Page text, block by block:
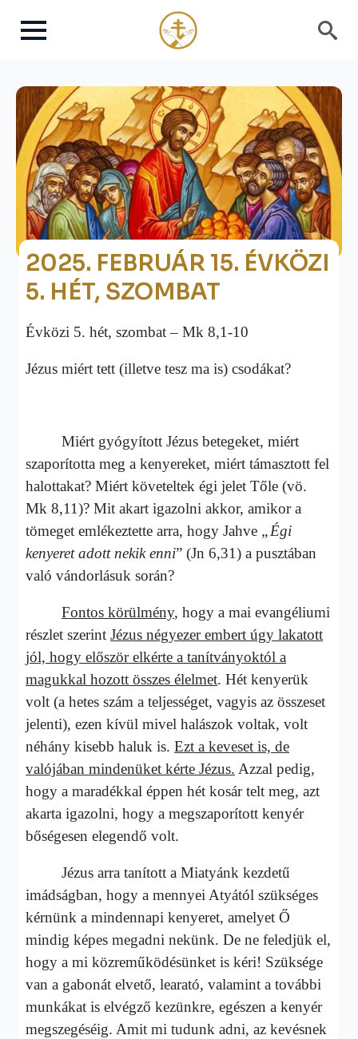
2025. FEBRUÁR 15. ÉVKÖZI
5. HÉT, SZOMBAT
Évközi 5. hét, szombat – Mk 8,1-10
Jézus miért tett (illetve tesz ma is) csodákat?
Miért gyógyított Jézus betegeket, miért
szaporította meg a kenyereket, miért támasztott fel
halottakat? Miért követeltek égi jelet Tőle (vö.
Mk 8,11)? Mit akart igazolni akkor, amikor a
tömeget emlékeztette arra, hogy Jahve „Égi
kenyeret adott nekik enni” (Jn 6,31) a pusztában
való vándorlásuk során?
Fontos körülmény, hogy a mai evangéliumi
részlet szerintJézus négyezer embert úgy lakatott
jól, hogy először elkérte a tanítványoktól a
magukkal hozott összes élelmet. Hét kenyerük
volt (a hetes szám a teljességet, vagyis az összeset
jelenti), ezen kívül mivel halászok voltak, volt
néhány kisebb haluk is.Ezt a keveset is, de
valójában mindenüket kérte Jézus. Azzal pedig,
hogy a maradékkal éppen hét kosár telt meg, azt
akarta igazolni, hogy a megszaporított kenyér
bőségesen elegendő volt.
Jézus arra tanított a Miatyánk kezdetű
imádságban, hogy a mennyei Atyától szükséges
kérnünk a mindennapi kenyeret, amelyet Ő
mindig képes megadni nekünk. De ne feledjük el,
hogy a mi közreműködésünket is kéri! Szüksége
van a gabonát elvető, learató, valamint a további
munkákat is elvégző kezünkre, egészen a kenyér
megszegéséig. Amit mi tudunk adni, az kevésnek